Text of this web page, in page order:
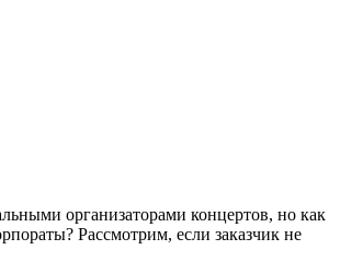
организаторами концертов, но как
Рассмотрим, если заказчик не